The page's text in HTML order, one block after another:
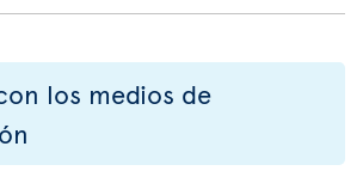
los medios de